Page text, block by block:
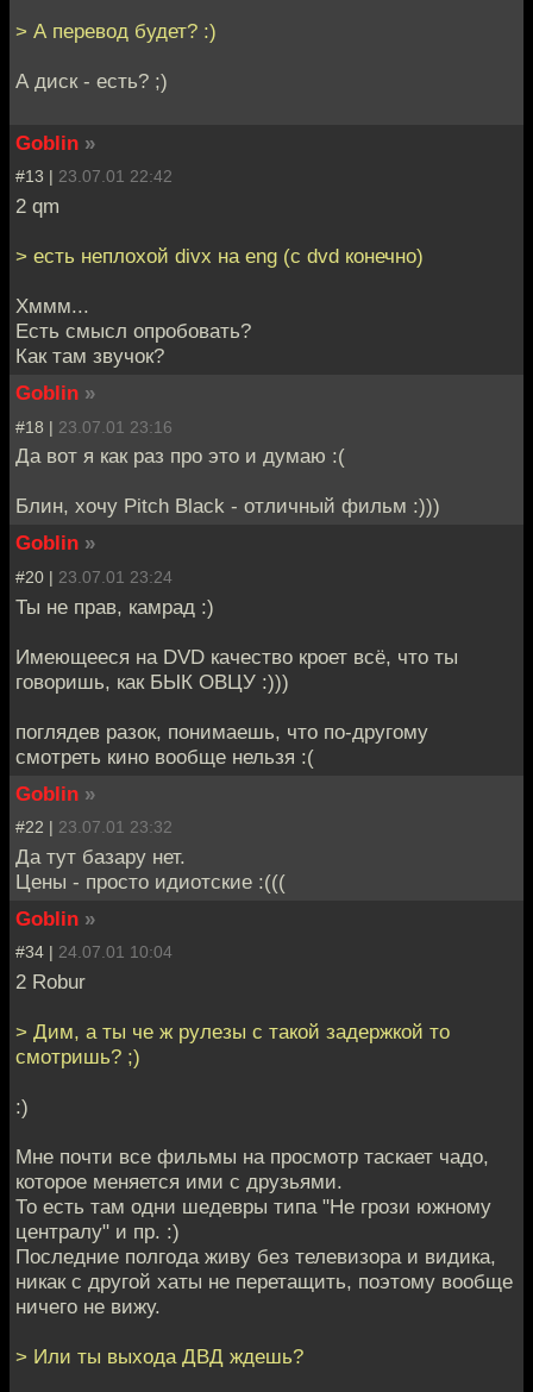
> А перевод будет? :)
А диск - есть? ;)
Goblin »
#13 | 23.07.01 22:42
2 qm
> есть неплохой divx на eng (с dvd конечно)
Хммм...
Есть смысл опробовать?
Как там звучок?
Goblin »
#18 | 23.07.01 23:16
Да вот я как раз про это и думаю :(
Блин, хочу Pitch Black - отличный фильм :)))
Goblin »
#20 | 23.07.01 23:24
Ты не прав, камрад :)
Имеющееся на DVD качество кроет всё, что ты
говоришь, как БЫК ОВЦУ :)))
поглядев разок, понимаешь, что по-другому
смотреть кино вообще нельзя :(
Goblin »
#22 | 23.07.01 23:32
Да тут базару нет.
Цены - просто идиотские :(((
Goblin »
#34 | 24.07.01 10:04
2 Robur
> Дим, а ты че ж рулезы с такой задержкой то
смотришь? ;)
:)
Мне почти все фильмы на просмотр таскает чадо,
которое меняется ими с друзьями.
То есть там одни шедевры типа "Не грози южному
централу" и пр. :)
Последние полгода живу без телевизора и видика,
никак с другой хаты не перетащить, поэтому вообще
ничего не вижу.
> Или ты выхода ДВД ждешь?